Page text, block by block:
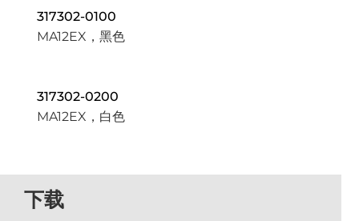
317302-0100
MA12EX，黑色
317302-0200
MA12EX，白色
下载